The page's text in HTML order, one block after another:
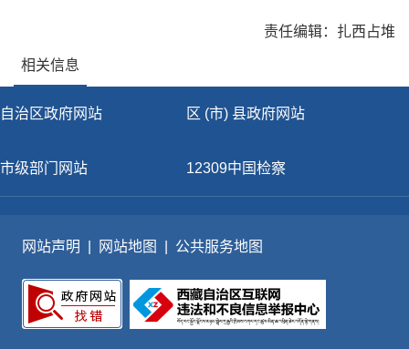
责任编辑：扎西占堆
相关信息
自治区政府网站 区 (市) 县政府网站
市级部门网站 12309中国检察
网站声明 网站地图 公共服务地图